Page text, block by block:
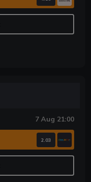
7 Aug 21:00
2.03